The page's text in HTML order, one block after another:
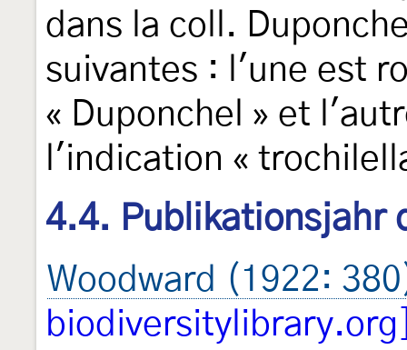
dans la coll.
suivantes : l'une est
« Duponchel » et
l'indication «
4.4. Publikationsjahr
Woodward (1922: